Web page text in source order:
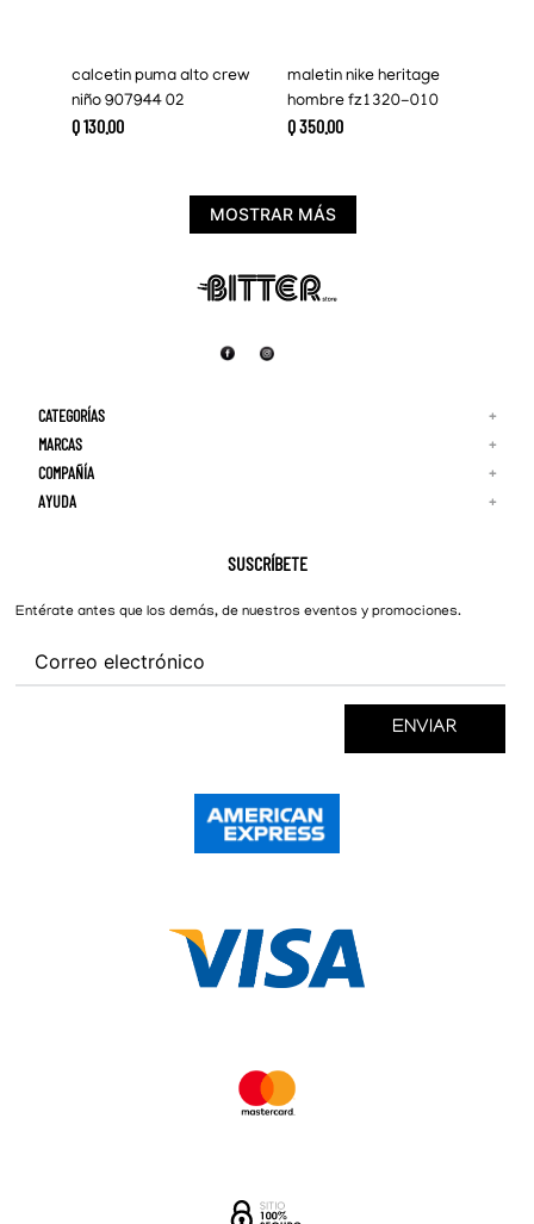
calcetin puma alto crew
niño 907944 02
Q130.00
maletin nike heritage
hombre fz1320-010
Q350.00
MOSTRAR MÁS
CATEGORÍAS +
MARCAS +
Adidas
Reebok
COMPAÑÍA +
Quiénes Somos
AYUDA +
SUSCRÍBETE
Entérate antes que los demás, de nuestros eventos y promociones.
ENVIAR